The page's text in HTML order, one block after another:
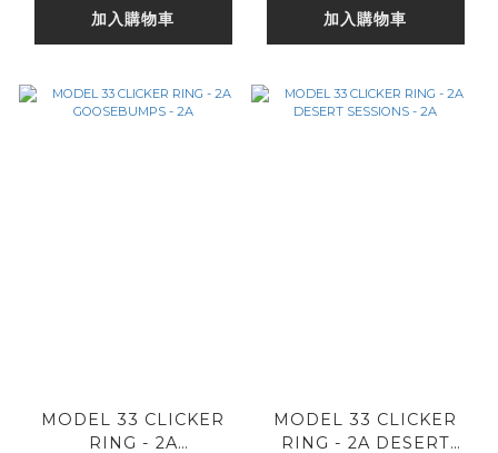
加入購物車 加入購物車
MODEL 33 CLICKER
RING - 2A
MODEL 33 CLICKER
RING - 2A DESERT